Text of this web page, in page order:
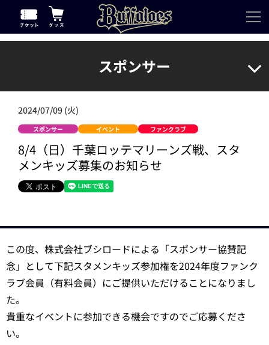
スポンサー
2024/07/09 (火)
スポンサー イベント ファンクラブ
8/4（日）千葉ロッテマリーンズ戦、スタ
メンキッズ募集のお知らせ
この度、株式会社ブシロードによる「スポンサー協賛記
念」として下記スタメンキッズ参加権を2024年度ファンク
ラブ会員（有料会員）にご提供いただけることになりまし
た。
貴重なイベントに参加できる機会ですのでご応募くださ
い。